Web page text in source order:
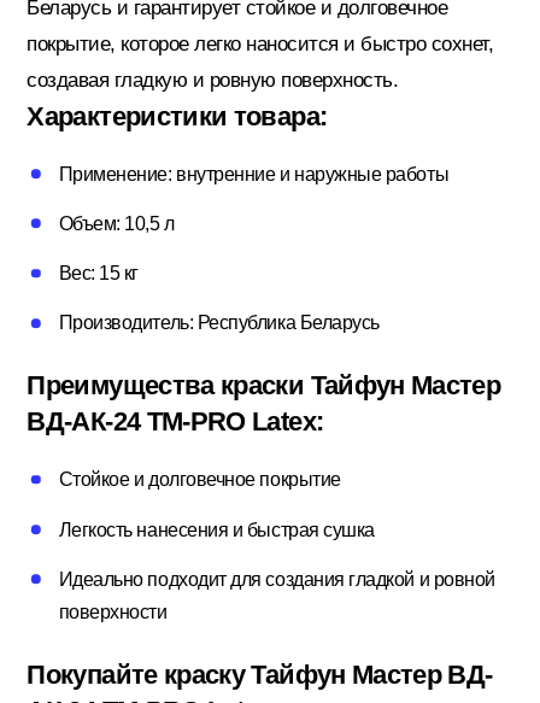
Плита OSB; Фанера; Клей для Паркета
Строительные смеси
Строительный инструмент
Уголки; маяки
Утеплители и комплектующие
Беларусь и гарантирует стойкое и долговечное
покрытие, которое легко наносится и быстро сохнет,
создавая гладкую и ровную поверхность.
Характеристики товара:
Применение: внутренние и наружные работы
Объем: 10,5 л
Вес: 15 кг
Производитель: Республика Беларусь
Преимущества краски Тайфун Мастер
ВД-АК-24 ТМ-PRO Latex:
Стойкое и долговечное покрытие
Легкость нанесения и быстрая сушка
Идеально подходит для создания гладкой и ровной
поверхности
Покупайте краску Тайфун Мастер ВД-